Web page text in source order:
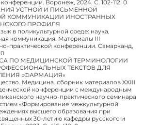
Воронеж, 2024. С. 102-112. 0
УСТНОЙ И ПИСЬМЕННОЙ
КОММУНИКАЦИИ ИНОСТРАННЫХ
ПРОФИЛЯ
в поликультурной среде: наука,
коммуникация. Материалы III
практической конференции. Самарканд,
ПО МЕДИЦИНСКОЙ ТЕРМИНОЛОГИИ
ТЕКСТОВ ДЛЯ
«ФАРМАЦИЯ»
Медицина. сборник материалов XXIII
конференции с международным
научно-практического семинара
«Формирование межкультурной
высшего образования при
30-летию кафедры русского и